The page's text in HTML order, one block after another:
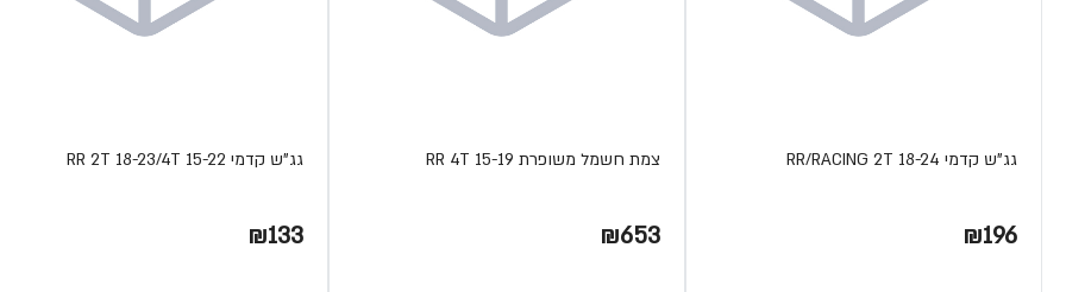
גג"ש קדמי RR/RACING 2T 18-24
₪196
צמת חשמל משופרת RR 4T 15-19
₪653
גג"ש קדמי RR 2T 18-23/4T 15-22
₪133